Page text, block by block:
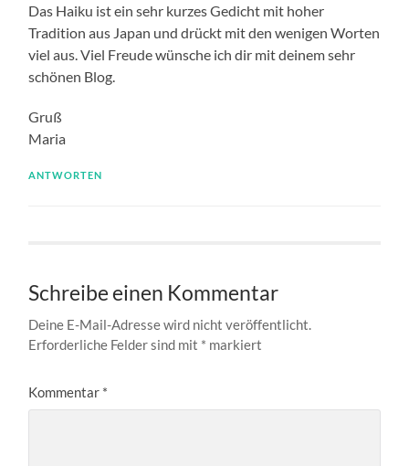
Das Haiku ist ein sehr kurzes Gedicht mit hoher
Tradition aus Japan und drückt mit den wenigen Worten
viel aus. Viel Freude wünsche ich dir mit deinem sehr
schönen Blog.
Gruß
Maria
ANTWORTEN
Schreibe einen Kommentar
Deine E-Mail-Adresse wird nicht veröffentlicht.
Erforderliche Felder sind mit * markiert
Kommentar *